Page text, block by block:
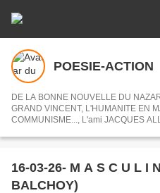
POESIE-ACTION
DE LA BONNE NOUVELLE DU NAZAREEN A MARX, DE DOSTOÏEVSKI AU
GRAND VINCENT, L'HUMANITE EN
COMMUNISME..., L'ami JACQUES ALLARD participera à sa guise
articles choisis.
16-03-26- M A S C U L I N . . . F E M I N I N (YVAN
BALCHOY)